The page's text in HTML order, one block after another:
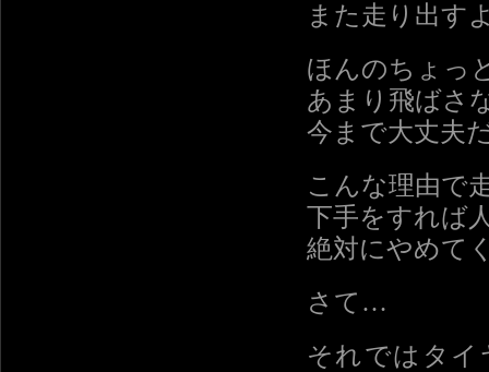
また走り出す
ほんのちょっ
あまり飛ばさ
今まで大丈夫
こんな理由で
下手をすれば
絶対にやめて
さて…
それではタイ